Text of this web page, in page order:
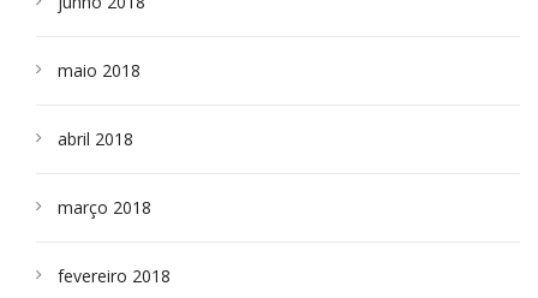
maio 2018
abril 2018
março 2018
fevereiro 2018